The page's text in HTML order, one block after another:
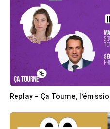
Replay – Ça Tourne,